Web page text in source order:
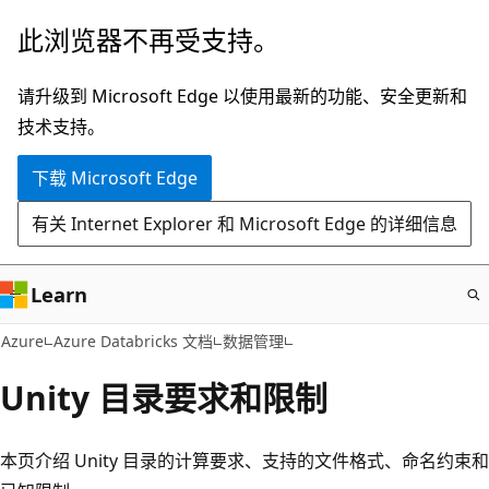
跳
主
要
内
此浏览器不再受支持。
请升级到 Microsoft Edge 以使用最新的功能、安全更新和
技术支持。
下载 Microsoft Edge
有关 Internet Explorer 和 Microsoft Edge 的详细信息
Learn
Azure Azure Databricks 文档 数据管理
Unity 目录要求和限制
本页介绍 Unity 目录的计算要求、支持的文件格式、命名约束和